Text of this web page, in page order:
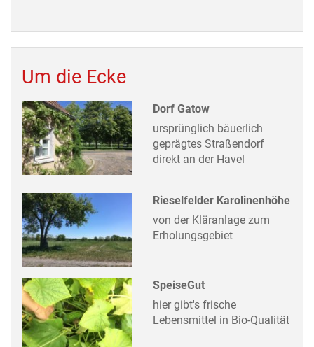
Um die Ecke
Dorf Gatow
ursprünglich bäuerlich
geprägtes Straßendorf
direkt an der Havel
Rieselfelder Karolinenhöhe
von der Kläranlage zum
Erholungsgebiet
SpeiseGut
hier gibt's frische
Lebensmittel in Bio-Qualität